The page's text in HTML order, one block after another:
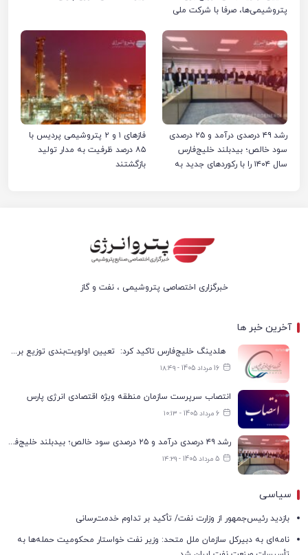
پتروشیمی‌ها، صرفا با شرکت ملی
رشد ۴۹ درصدی درآمد و ۲۵ درصدی
سود خالص؛ بیدبلند خلیج‌فارس
سال ۱۴۰۴ را با رکوردهای جدید به
فازهای ۱ و ۲ پتروشیمی پردیس با
۸۵ درصد ظرفیت به مدار تولید
بازگشتند
خبرگزاری اختصاصی پتروشیمی ، نفت و گاز
آخرین خبر ها
هلدینگ خلیج‌فارس تاکید کرد: تعیین اولویت‌بندی توزیع برق پتروشیمی‌ها، صرفا با شرکت ملی صنایع پتروشیمی ایران است
16 مرداد 1405 - ۱۸:۴۹
انتصاب سرپرست سازمان منطقه ویژه اقتصادی انرژی پارس
6 مرداد 1405 - ۱۰:۱۳
رشد ۴۹ درصدی درآمد و ۲۵ درصدی سود خالص؛ بیدبلند خلیج‌فارس سال ۱۴۰۴ را با رکوردهای جدید به پایان رساند
5 مرداد 1405 - ۱۴:۲۹
سیاسی
بازدید رئیس‌جمهور از وزارت نفت/ تأکید بر تداوم خدمت‌رسانی
نامه‌ای به دبیرکل سازمان ملل متحد: وزیر نفت خواستار محکومیت حمله‌ها به